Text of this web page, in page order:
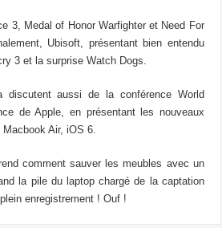
3, Medal of Honor Warfighter et Need For
Ubisoft, présentant bien entendu
3 et la surprise Watch Dogs.
discutent aussi de la conférence World
de Apple, en présentant les nouveaux
Air, iOS 6.
comment sauver les meubles avec un
la pile du laptop chargé de la captation
enregistrement ! Ouf !